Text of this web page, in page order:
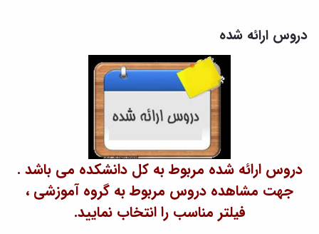
کمیته
منتخب
و
پایان
نشریات
پژوهش
Stress
Analysis
دروس ارائه شده
دروس ارائه شده مربوط به کل دانشکده می باشد .
جهت مشاهده دروس مربوط به گروه آموزشی ،
فیلتر مناسب را انتخاب نمایید.